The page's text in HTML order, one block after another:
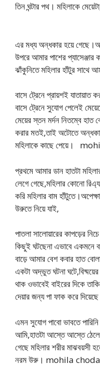
তিন ঘন্টার পথ। মহিলাকে
এর মধ্য অন্ধকার হয়ে
উপরে আমার পাশের
ঝাঁকুনিতে মহিলার হাঁটুর সাথে
বাসে ট্রেনে প্রায়শই
বাসে ট্রেনে সুযোগ পেলেই
মেয়ের স্তন মর্দন নিতম্বে
করার মতই,তাই অটোতে
মহিলাকে কাছে পেয়ে।
প্রথমে আমার ডান হাতটা
লেগে গেছে,মহিলার কোনো
করি মহিলার বাম
উরুতে নিয়ে যাই,
পাতলা সালোয়ারের কাপড়ের
কিছুই ঘটছেনা এভাবে একমনে
বাড়ে আমার বেশ কবার হাত
একটা অদ্ভুত ঘটনা
থাক ওভাবেই বাইরের দিকে
দেয়ার জন্য পা ফাক করে
এমন সুযোগ পাবো ভাবতে পারিনি
আমি,হাতটা আস্তে আস্তে ঠেলে
গেছে মহিলার শরীর মাঝবয়সী
নরম উরু। mohila